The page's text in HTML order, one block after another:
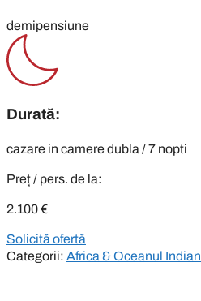
demipensiune
Durată:
cazare in camere dubla / 7 nopti
Preț / pers. de la:
2.100€
Solicită ofertă
Categorii: Africa & Oceanul Indian